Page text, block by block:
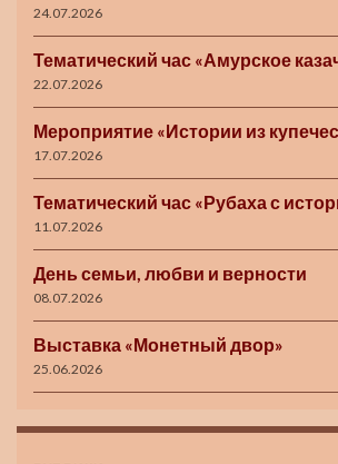
24.07.2026
Тематический час «Амурское
22.07.2026
Мероприятие «Истории из
17.07.2026
Тематический час «Рубаха с
11.07.2026
День семьи, любви и верности
08.07.2026
Выставка «Монетный двор»
25.06.2026